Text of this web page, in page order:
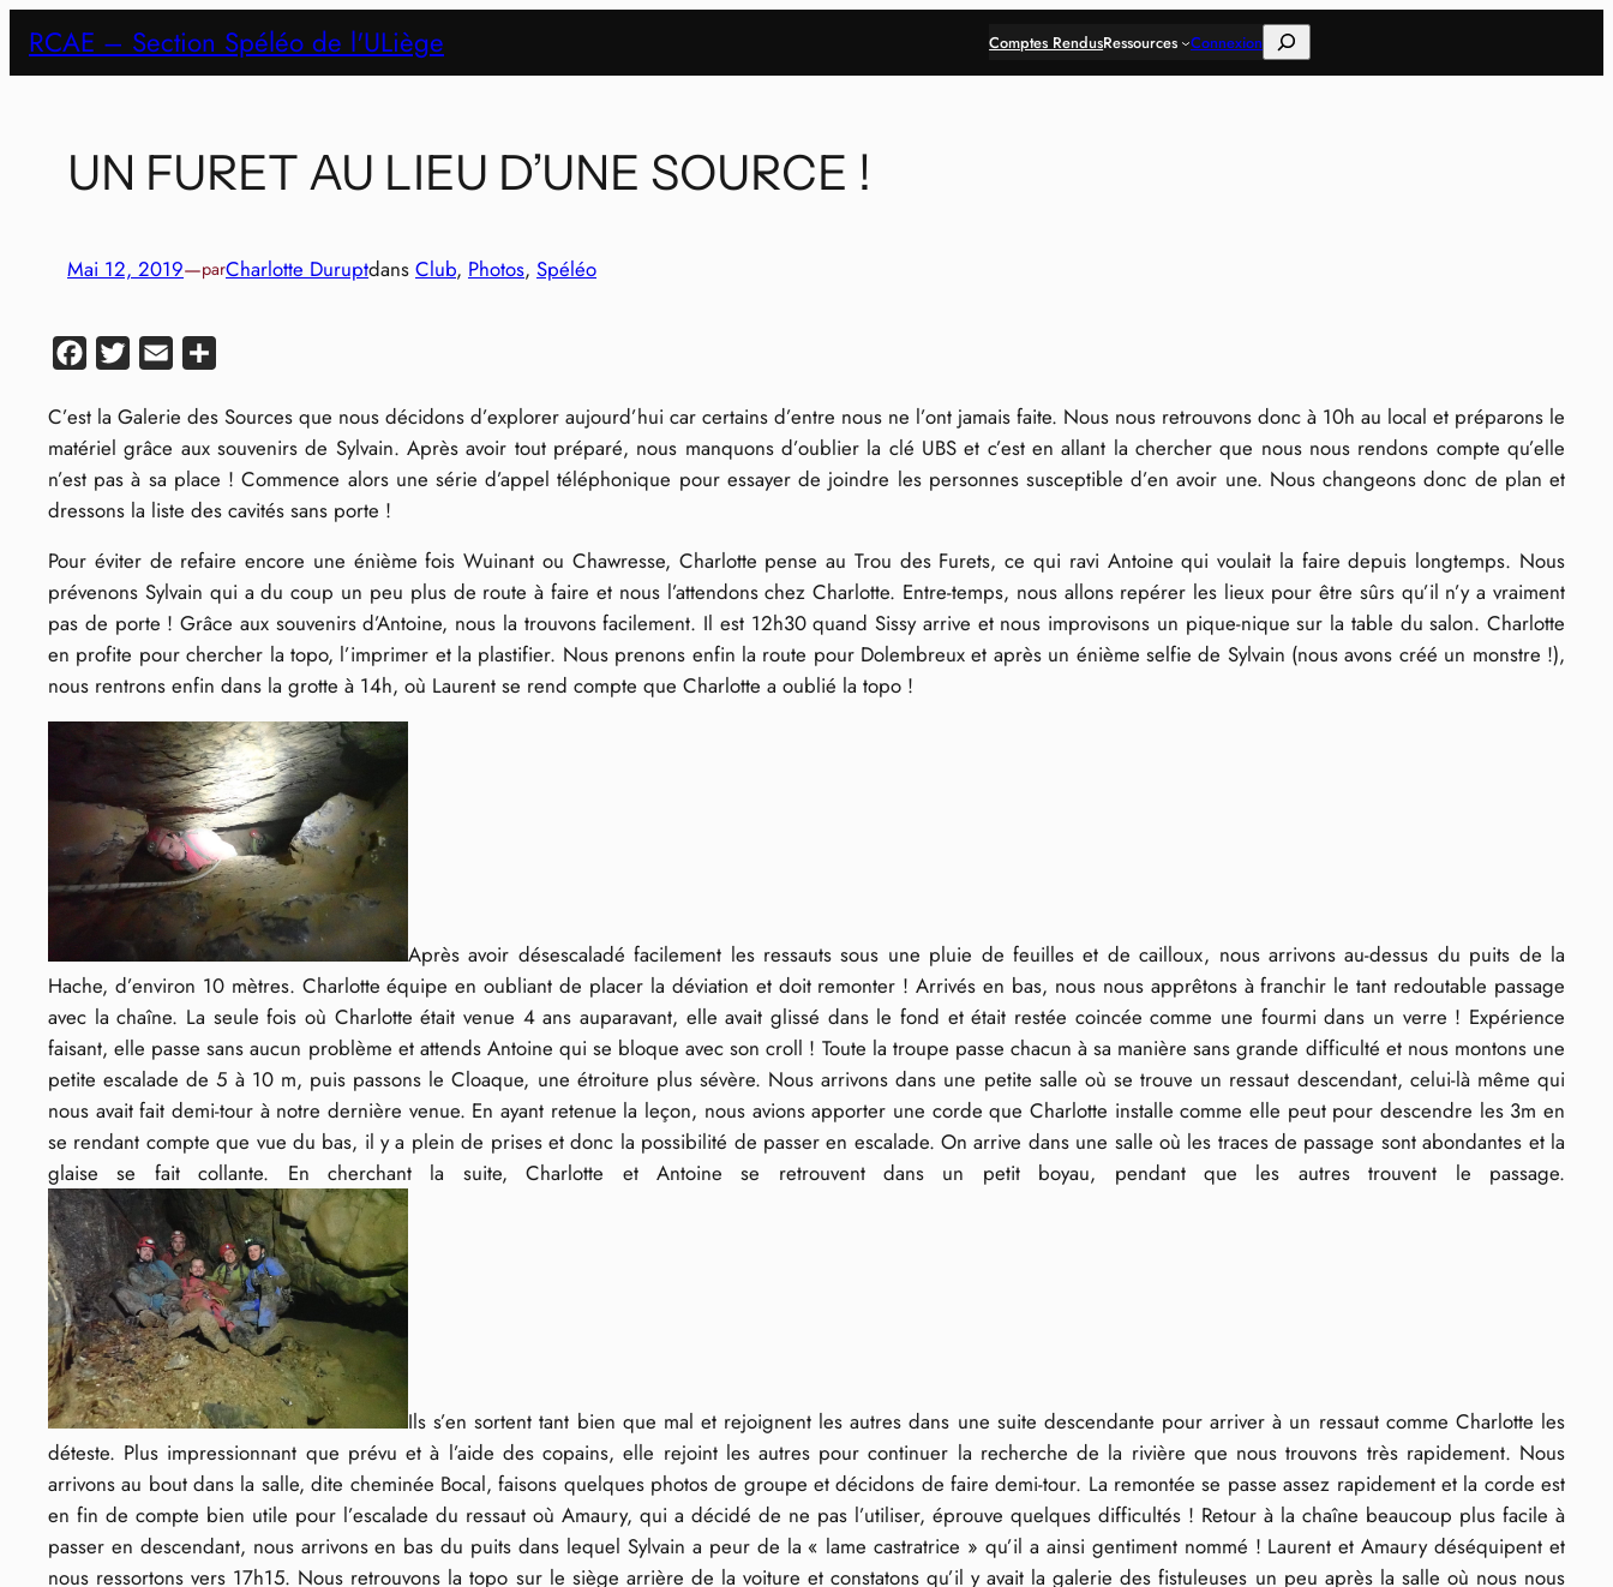
RCAE – Section Spéléo de l'ULiège Comptes RendusRessources Connexion Rechercher
UN FURET AU LIEU D’UNE SOURCE !
Mai 12, 2019—parCharlotte Duruptdans Club, Photos, Spéléo
Facebook
Twitter Email
C’est la Galerie des Sources que nous décidons d’explorer aujourd’hui car certains d’entre nous ne l’ont jamais faite. Nous nous retrouvons donc à 10h au local et préparons le
matériel grâce aux souvenirs de Sylvain. Après avoir tout préparé, nous manquons d’oublier la clé UBS et c’est en allant la chercher que nous nous rendons compte qu’elle
n’est pas à sa place ! Commence alors une série d’appel téléphonique pour essayer de joindre les personnes susceptible d’en avoir une. Nous changeons donc de plan et
dressons la liste des cavités sans porte !
Pour éviter de refaire encore une énième fois Wuinant ou Chawresse, Charlotte pense au Trou des Furets, ce qui ravi Antoine qui voulait la faire depuis longtemps. Nous
prévenons Sylvain qui a du coup un peu plus de route à faire et nous l’attendons chez Charlotte. Entre-temps, nous allons repérer les lieux pour être sûrs qu’il n’y a vraiment
pas de porte ! Grâce aux souvenirs d’Antoine, nous la trouvons facilement. Il est 12h30 quand Sissy arrive et nous improvisons un pique-nique sur la table du salon. Charlotte
en profite pour chercher la topo, l’imprimer et la plastifier. Nous prenons enfin la route pour Dolembreux et après un énième selfie de Sylvain (nous avons créé un monstre !),
nous rentrons enfin dans la grotte à 14h, où Laurent se rend compte que Charlotte a oublié la topo !
Après avoir désescaladé facilement les ressauts sous une pluie de feuilles et de cailloux, nous arrivons au-dessus du puits de la
Hache, d’environ 10 mètres. Charlotte équipe en oubliant de placer la déviation et doit remonter ! Arrivés en bas, nous nous apprêtons à franchir le tant redoutable passage
avec la chaîne. La seule fois où Charlotte était venue 4 ans auparavant, elle avait glissé dans le fond et était restée coincée comme une fourmi dans un verre ! Expérience
faisant, elle passe sans aucun problème et attends Antoine qui se bloque avec son croll ! Toute la troupe passe chacun à sa manière sans grande difficulté et nous montons une
petite escalade de 5 à 10 m, puis passons le Cloaque, une étroiture plus sévère. Nous arrivons dans une petite salle où se trouve un ressaut descendant, celui-là même qui
nous avait fait demi-tour à notre dernière venue. En ayant retenue la leçon, nous avions apporter une corde que Charlotte installe comme elle peut pour descendre les 3m en
se rendant compte que vue du bas, il y a plein de prises et donc la possibilité de passer en escalade. On arrive dans une salle où les traces de passage sont abondantes et la
glaise se fait collante. En cherchant la suite, Charlotte et Antoine se retrouvent dans un petit boyau, pendant que les autres trouvent le passage.
Ils s’en sortent tant bien que mal et rejoignent les autres dans une suite descendante pour arriver à un ressaut comme Charlotte les
déteste. Plus impressionnant que prévu et à l’aide des copains, elle rejoint les autres pour continuer la recherche de la rivière que nous trouvons très rapidement. Nous
arrivons au bout dans la salle, dite cheminée Bocal, faisons quelques photos de groupe et décidons de faire demi-tour. La remontée se passe assez rapidement et la corde est
en fin de compte bien utile pour l’escalade du ressaut où Amaury, qui a décidé de ne pas l’utiliser, éprouve quelques difficultés ! Retour à la chaîne beaucoup plus facile à
passer en descendant, nous arrivons en bas du puits dans lequel Sylvain a peur de la « lame castratrice » qu’il a ainsi gentiment nommé ! Laurent et Amaury déséquipent et
nous ressortons vers 17h15. Nous retrouvons la topo sur le siège arrière de la voiture et constatons qu’il y avait la galerie des fistuleuses un peu après la salle où nous nous